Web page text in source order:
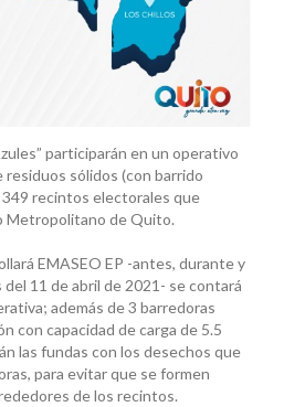
participarán en un operativo
sólidos (con barrido
349 recintos electorales que
Metropolitano de Quito.
EMASEO EP -antes, durante y
11 de abril de 2021- se contará
además de 3 barredoras
con capacidad de carga de 5.5
las fundas con los desechos que
para evitar que se formen
de los recintos.